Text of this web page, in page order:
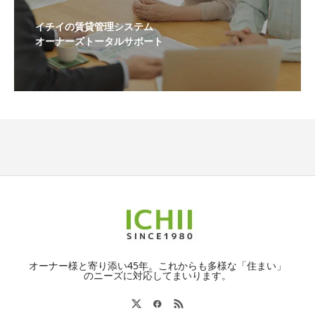
イチイの賃貸管理システム
オーナーズトータルサポート
オーナー様と寄り添い45年。これからも多様な「住まい」
のニーズに対応してまいります。